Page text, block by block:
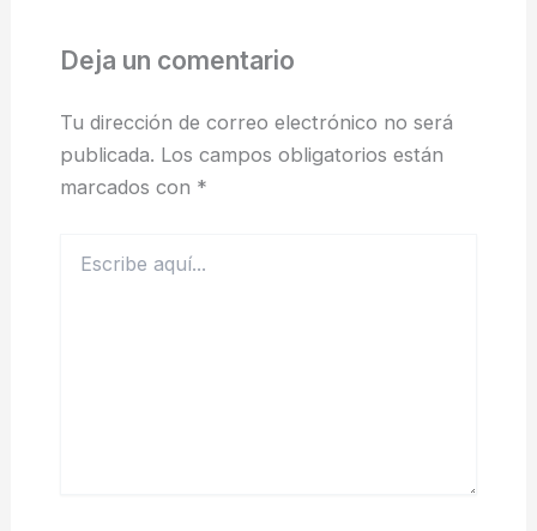
Deja un comentario
Tu dirección de correo electrónico no será
publicada. Los campos obligatorios están
marcados con *
aquí...